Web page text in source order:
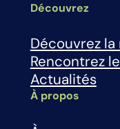
Découvrez
Découvrez
Rencontrez
Actualités
À propos